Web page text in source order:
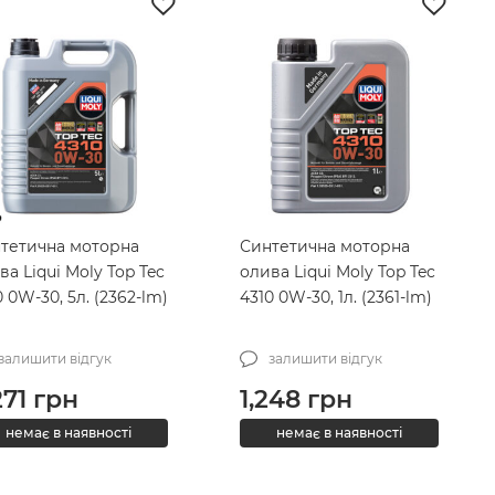
моторна
Liqui Moly Top Tec
0W-30, 5л. (2362-lm)
відгук
грн
немає в наявності
Синтетична моторна
олива Liqui Moly Top Tec
4310 0W-30, 1л. (2361-lm)
залишити відгук
1,248 грн
немає в наявності